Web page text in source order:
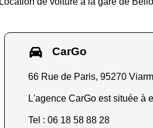
CarGo
66 Rue de Paris, 95270
L'agence CarGo est située à
Tel : 06 18 58 88 28